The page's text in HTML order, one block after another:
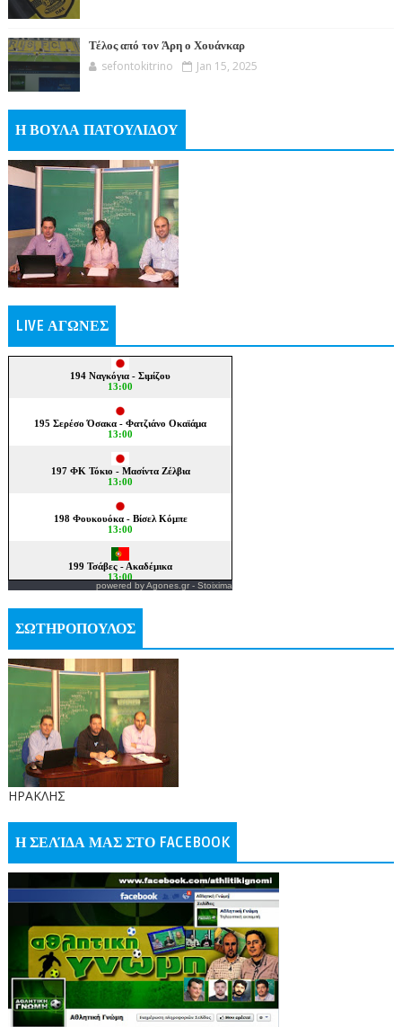
Τέλος από τον Άρη ο Χουάνκαρ
sefontokitrino Jan 15, 2025
Η ΒΟΥΛΑ ΠΑΤΟΥΛΙΔΟΥ
LIVE ΑΓΩΝΕΣ
powered byAgones.gr- Stoixima
ΣΩΤΗΡΟΠΟΥΛΟΣ
ΗΡΑΚΛΗΣ
Η ΣΕΛΊΔΑ ΜΑΣ ΣΤΟ FACEBOOK